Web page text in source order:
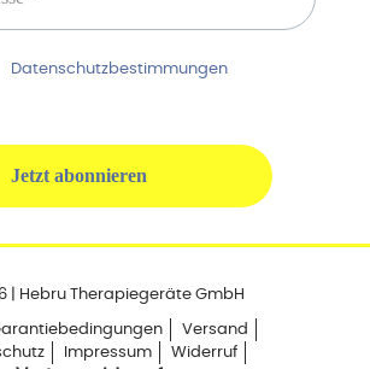
Datenschutzbestimmungen
| Hebru Therapiegeräte GmbH
Versand
Impressum Widerruf